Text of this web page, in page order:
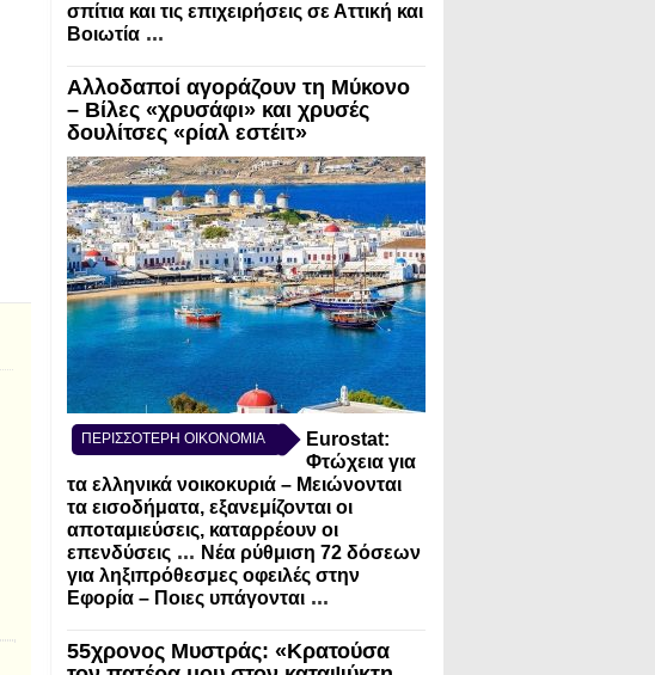
σπίτια και τις επιχειρήσεις σε Αττική και
Βοιωτία ...
Αλλοδαποί αγοράζουν τη Μύκονο
– Βίλες «χρυσάφι» και χρυσές
δουλίτσες «ρίαλ εστέιτ»
ΠΕΡΙΣΣΟΤΕΡΗ ΟΙΚΟΝΟΜΙΑ
Eurostat:
Φτώχεια για
τα ελληνικά νοικοκυριά – Μειώνονται
τα εισοδήματα, εξανεμίζονται οι
αποταμιεύσεις, καταρρέουν οι
επενδύσεις ... Νέα ρύθμιση 72 δόσεων
για ληξιπρόθεσμες οφειλές στην
Εφορία – Ποιες υπάγονται ...
55χρονος Μυστράς: «Κρατούσα